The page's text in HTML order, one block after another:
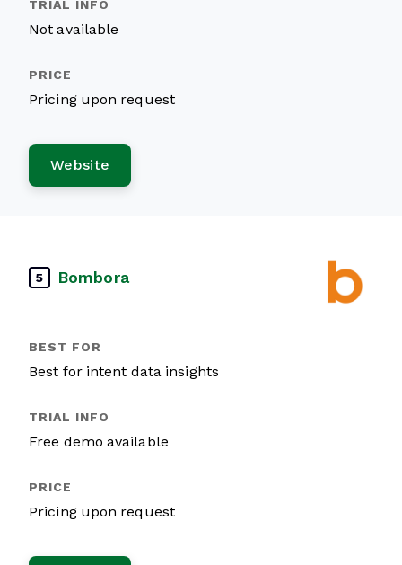
Not available
Pricing upon request
Website
5 Bombora
Best for intent data insights
Free demo available
Pricing upon request